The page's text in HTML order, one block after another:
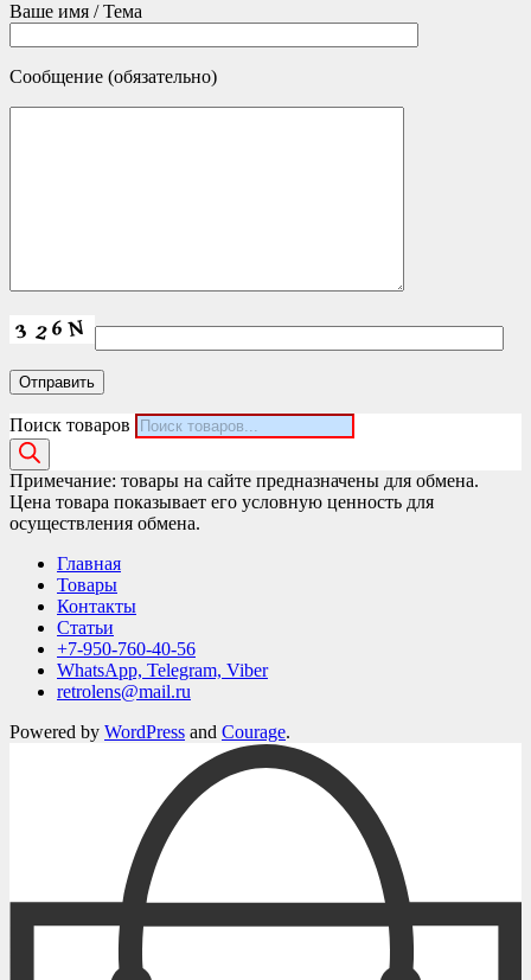
Ваше имя / Тема
Сообщение (обязательно)
Поиск товаров
Примечание: товары на сайте предназначены для обмена.
Цена товара показывает его условную ценность для
осуществления обмена.
Главная
Товары
Контакты
Статьи
+7-950-760-40-56
WhatsApp, Telegram, Viber
retrolens@mail.ru
Powered by WordPress and Courage.